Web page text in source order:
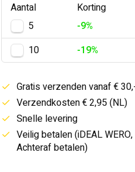
Aantal
Korting
5
-9%
10
-19%
Gratis verzenden vanaf €
Verzendkosten € 2,95 (NL)
Snelle levering
Veilig betalen (iDEAL
Achteraf betalen)